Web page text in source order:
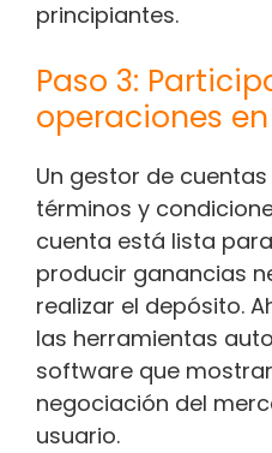
principiantes.
Paso 3:
operaciones
Un gestor de
términos y
cuenta está lista
producir ganancias
realizar el depósito.
las herramientas
software que
negociación del
usuario.